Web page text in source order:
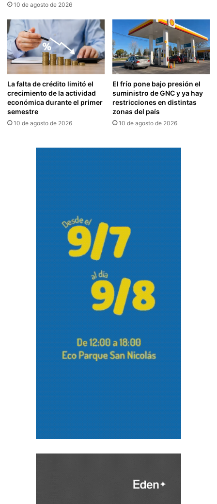
10 de agosto de 2026
La falta de crédito limitó el
crecimiento de la actividad
económica durante el primer
semestre
10 de agosto de 2026
El frío pone bajo presión el
suministro de GNC y ya hay
restricciones en distintas
zonas del país
10 de agosto de 2026